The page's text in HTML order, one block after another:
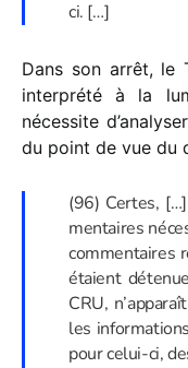
ci. […]
Dans son arrêt, le
inter­prété à la
néces­site
du point de vue du
(96) Certes,
men­taires
commen­taires
étaient
CRU,
les
pour celui-ci,